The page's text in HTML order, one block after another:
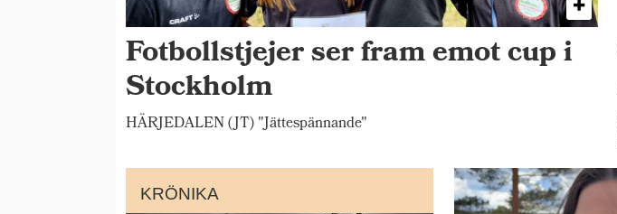
Fotbollstjejer ser fram emot cup i
Stockholm
HÄRJEDALEN (JT) "Jättespännande"
KRÖNIKA